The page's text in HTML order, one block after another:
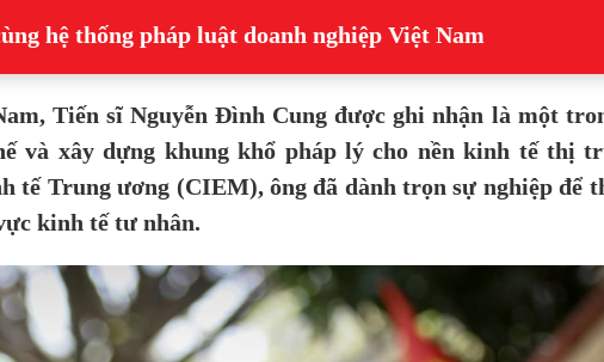
hệ thống pháp luật doanh nghiệp Việt Nam
Tiến sĩ Nguyễn Đình Cung được ghi nhận là một
và xây dựng khung khổ pháp lý cho nền kinh tế thị
tế Trung ương (CIEM), ông đã dành trọn sự nghiệp để
kinh tế tư nhân.